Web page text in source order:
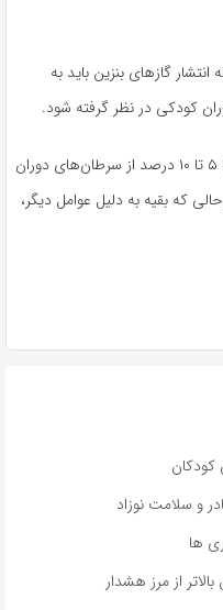
گازهای بنزین باید به
کودکی در نظر گرفته شود.
بوتو گفت: «تحقیقات نشان می‌دهد که تنها ۵ تا ۱۰ درصد از سرطان‌های دوران
که بقیه به دلیل عوامل دیگر،
کودکان
و سلامت نوزاد
ها
از مرز هشدار